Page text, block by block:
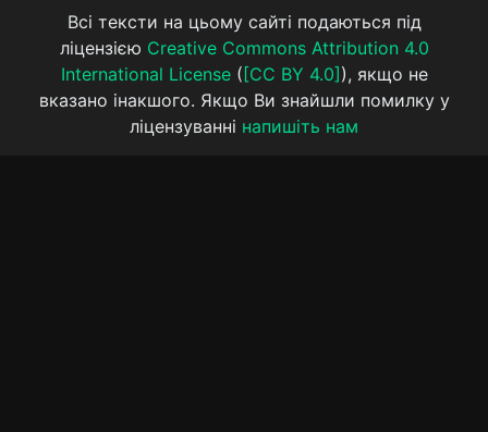
Всі тексти на цьому сайті подаються під
ліцензією Creative Commons Attribution 4.0
International License( [CC BY 4.0] ), якщо не
вказано інакшого. Якщо Ви знайшли помилку у
ліцензуванні напишіть нам